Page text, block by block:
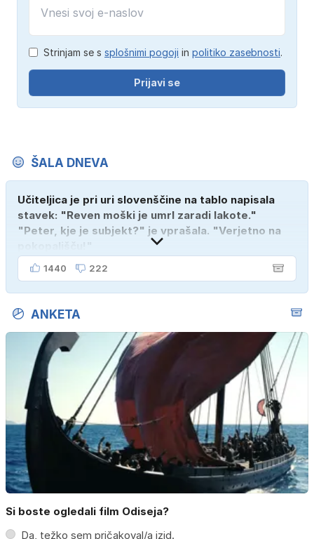
Strinjam se s splošnimi pogoji in politiko zasebnosti.
Prijavi se
ŠALA DNEVA
Učiteljica je pri uri slovenščine na tablo napisala
stavek: "Reven moški je umrl zaradi lakote."
"Peter, kje je subjekt?" je vprašala. "Verjetno na
1440 222
ANKETA
Si boste ogledali film Odiseja?
Da, težko sem pričakoval/a izid.